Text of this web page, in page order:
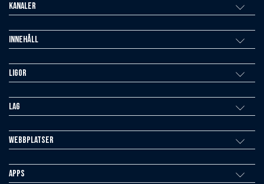
Kanaler
Innehåll
Ligor
Lag
Webbplatser
Apps